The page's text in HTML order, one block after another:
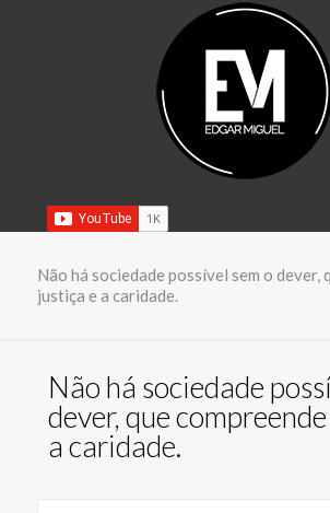
Não há sociedade possível sem o dever,
justiça e a caridade.
Não há sociedade
dever, que
a caridade.